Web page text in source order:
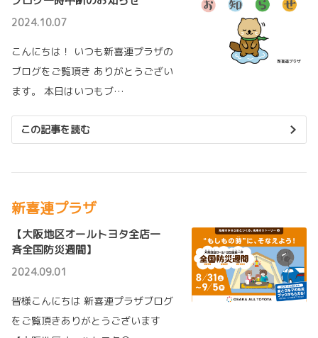
2024.10.07
こんにちは！ いつも新喜連プラザの
ブログをご覧頂き ありがとうござい
ます。 本日はいつもブ…
この記事を読む
新喜連プラザ
【大阪地区オールトヨタ全店一
斉全国防災週間】
2024.09.01
皆様こんにちは 新喜連プラザブログ
をご覧頂きありがとうございます